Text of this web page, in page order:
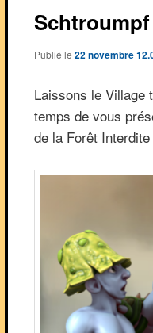
Publié le 22 novembre
Laissons le Village
temps de vous
de la Forêt